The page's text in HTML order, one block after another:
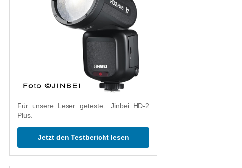
Für unsere Leser getestet: Jinbei HD-2
Plus.
Jetzt den Testbericht lesen